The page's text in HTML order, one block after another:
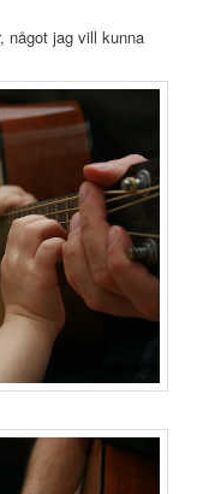
något jag vill kunna